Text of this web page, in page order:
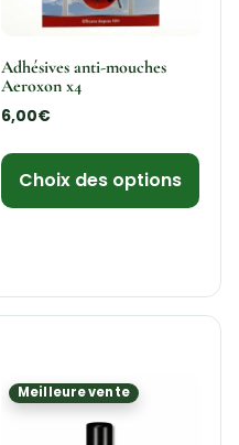
Adhésives anti-mouches
Aeroxon x4
6,00€
Choix des options
Meilleure vente